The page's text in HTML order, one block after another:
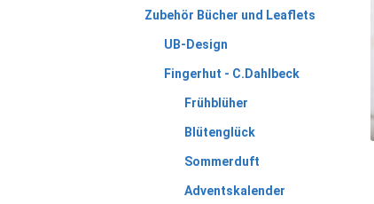
Zubehör Bücher und Leaflets
UB-Design
Fingerhut - C.Dahlbeck
Frühblüher
Blütenglück
Sommerduft
Adventskalender